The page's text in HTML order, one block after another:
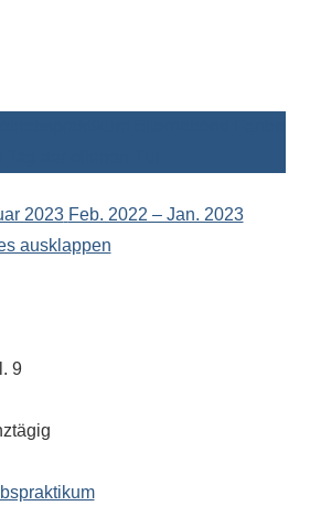
2023 Feb. 2022 – Jan. 2023
ausklappen
9